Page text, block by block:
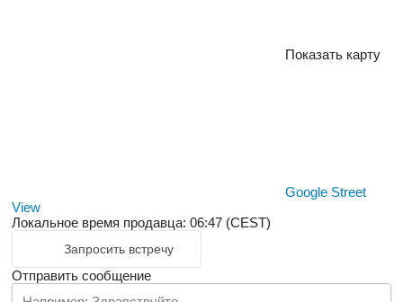
Показать карту
Google Street
View
Локальное время продавца: 06:47 (CEST)
Запросить встречу
Отправить сообщение